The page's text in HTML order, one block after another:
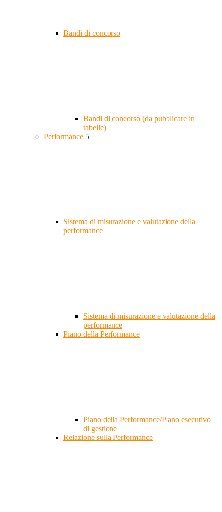
Bandi di concorso
Bandi di concorso (da pubblicare in
tabelle)
Performance 5
Sistema di misurazione e valutazione della
performance
Sistema di misurazione e valutazione della
performance
Piano della Performance
Piano della Performance/Piano esecutivo
di gestione
Relazione sulla Performance